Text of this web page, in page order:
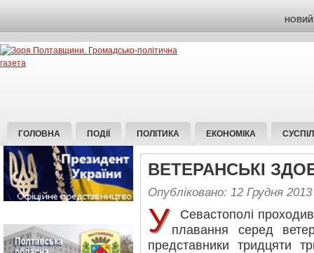
НОВИЙ
ГОЛОВНА ПОДІЇ ПОЛІТИКА ЕКОНОМІКА
ВЕТЕРАНСЬКІ
Опубліковано: 12 Грудня 2013
У
Севастополі
плавання серед
представники тридцяти